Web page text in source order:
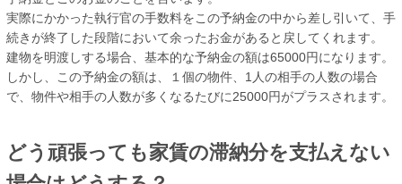
実際にかかった執行官の手数料をこの予納金の中から差し引いて、手
続きが終了した段階において余ったお金があると戻してくれます。
建物を明渡しする場合、基本的な予納金の額は65000円になります。
しかし、この予納金の額は、１個の物件、1人の相手の人数の場合
で、物件や相手の人数が多くなるたびに25000円がプラスされます。
どう頑張っても家賃の滞納分を支払えない